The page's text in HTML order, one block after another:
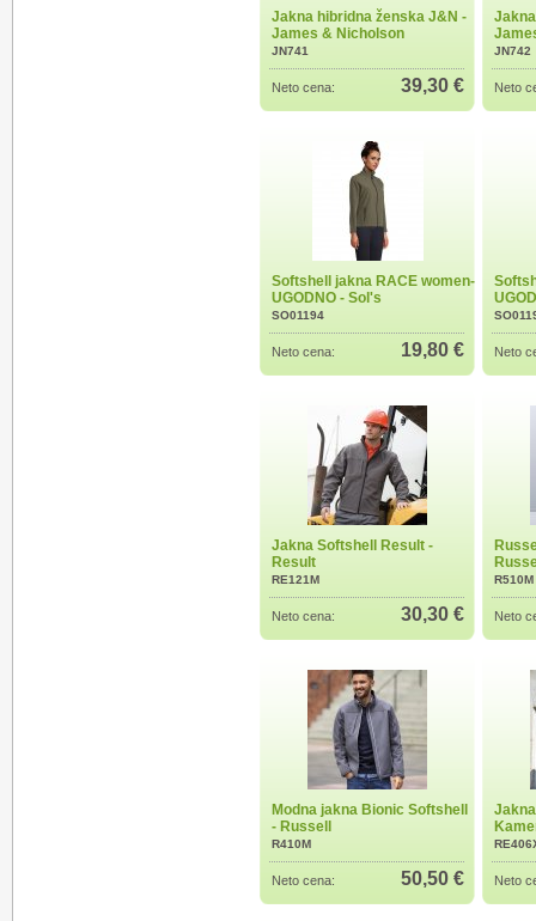
Jakna hibridna ženska J&N -
James & Nicholson
JN741
Neto cena: 39,30 €
JN742
Neto
Softshell jakna RACE women-
UGODNO - Sol's
SO01194
Neto cena: 19,80 € Neto
Jakna Softshell Result -
Result
RE121M
Neto cena: 30,30 €
R510M
Neto
Modna jakna Bionic Softshell
- Russell
R410M
Neto cena: 50,50 € Neto